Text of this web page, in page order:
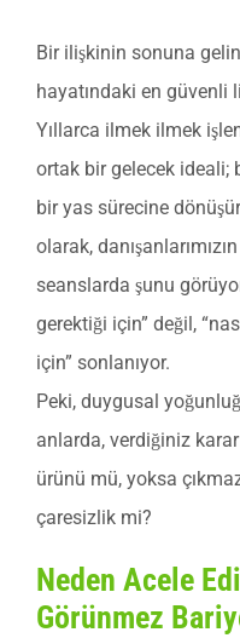
Bir ilişkinin sonuna
hayatındaki en güvenli
Yıllarca ilmek ilmek
ortak bir gelecek ideali;
bir yas sürecine
olarak,
seanslarda şunu
gerektiği için” değil,
için” sonlanıyor.
Peki, duygusal
anlarda, verdiğiniz
ürünü mü, yoksa
çaresizlik mi?
Neden Acele
Görünmez